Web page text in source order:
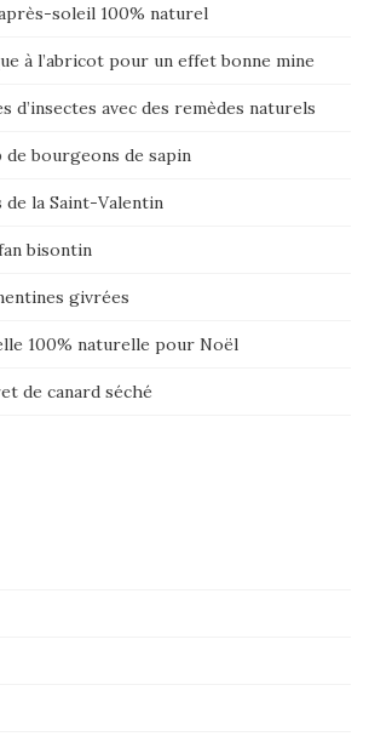
soleil 100% naturel
à l’abricot pour un effet bonne mine
d’insectes avec des remèdes naturels
bourgeons de sapin
la Saint-Valentin
bisontin
givrées
100% naturelle pour Noël
de canard séché